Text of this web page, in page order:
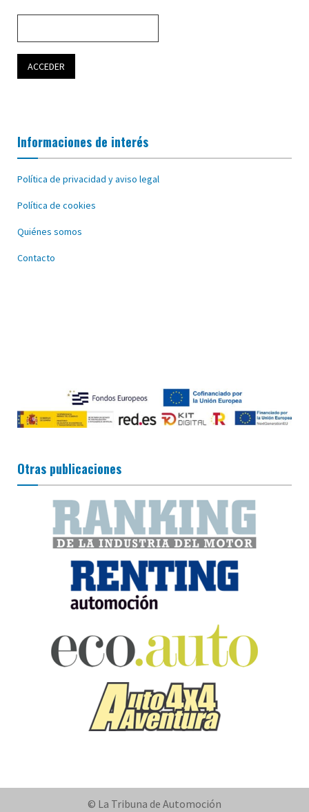
Informaciones de interés
Política de privacidad y aviso legal
Política de cookies
Quiénes somos
Contacto
Otras publicaciones
© La Tribuna de Automoción